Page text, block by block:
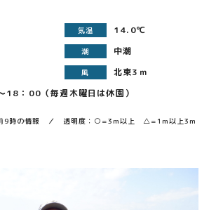
気温 14.0℃
潮 中潮
風 北東3ｍ
18：00（毎週木曜日は休園）
前9時の情報 ／ 透明度：○=3m以上 △=1m以上3m